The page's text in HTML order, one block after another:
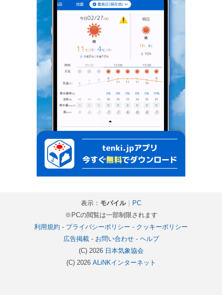
表示： モバイル｜
PC
※PCの閲覧は一部制限されます
利用規約 - プライバシーポリシー - クッキーポリシー
広告掲載- お問い合わせ- ヘルプ
(C) 2026 日本気象協会
(C) 2026 ALiNKインターネット